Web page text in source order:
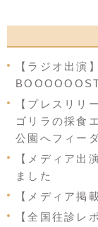
【ラジオ出
【プレスリリ
ゴリラの採食
公園へフィー
【メディア出
ました
【メディア掲
【全国往診レ